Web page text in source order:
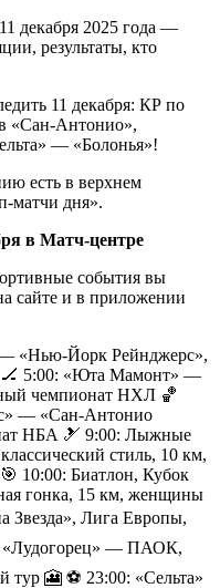
11 декабря: КР по
«Сан-Антонио»,
— «Болонья»!
есть в верхнем
матчи дня».
в Матч-центре
события вы
сайте и в приложении
— «Нью-Йорк Рейнджерс»,
🏒 5:00: «Юта Мамонт» —
чемпионат НХЛ 🏀
— «Сан-Антонио
НБА 🎿 9:00: Лыжные
стиль, 10 км,
10:00: Биатлон, Кубок
гонка, 15 км, женщины
Лига Европы,
«Лудогорец» — ПАОК,
🎦 ⚽️ 23:00: «Сельта»